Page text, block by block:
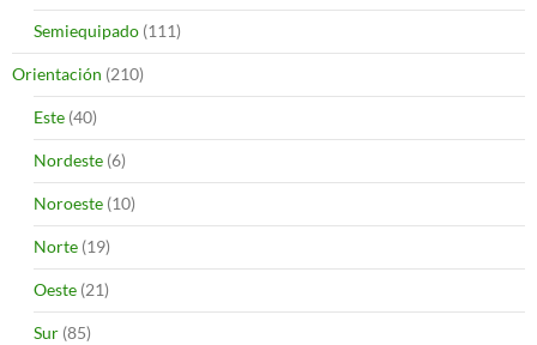
Semiequipado (111)
Orientación (210)
Este (40)
Nordeste (6)
Noroeste (10)
Norte (19)
Oeste (21)
Sur (85)